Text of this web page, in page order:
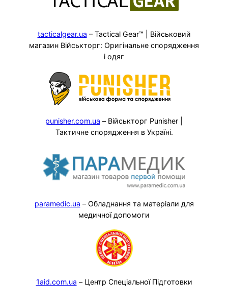
tacticalgear.ua – Tactical Gear™ | Військовий
магазин Військторг: Оригінальне спорядження
і одяг
punisher.com.ua – Військторг Punisher |
Тактичне спорядження в Україні.
paramedic.ua – Обладнання та матеріали для
медичної допомоги
1aid.com.ua – Центр Спеціальної Підготовки